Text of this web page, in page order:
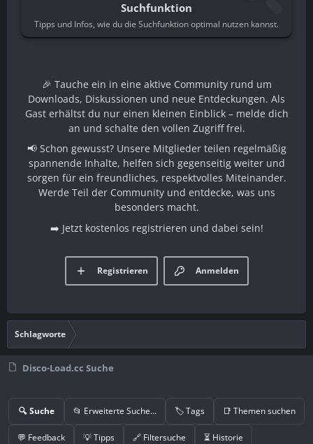
Suchfunktion
Tipps und Infos, wie du die Suchfunktion optimal nutzen kannst.
🎉 Tauche ein in eine aktive Community rund um
Downloads, Diskussionen und neue Entdeckungen. Als
Gast erhältst du nur einen kleinen Einblick – melde dich
an und schalte den vollen Zugriff frei.
📢 Schon gewusst? Unsere Mitglieder teilen regelmäßig
spannende Inhalte, helfen sich gegenseitig weiter und
sorgen für ein freundliches, respektvolles Miteinander.
Werde Teil der Community und entdecke, was uns
besonders macht.
➡️ Jetzt kostenlos registrieren und dabei sein!
Anmelden
Registrieren
Schlagworte
Disco-Load.cc Suche
🔍 Suche 📂 Erweiterte Suche… 🏷️ Tags 📑 Themen suchen
💬 Feedback 💡 Tipps 🔗 Filtersuche ⏳ Historie